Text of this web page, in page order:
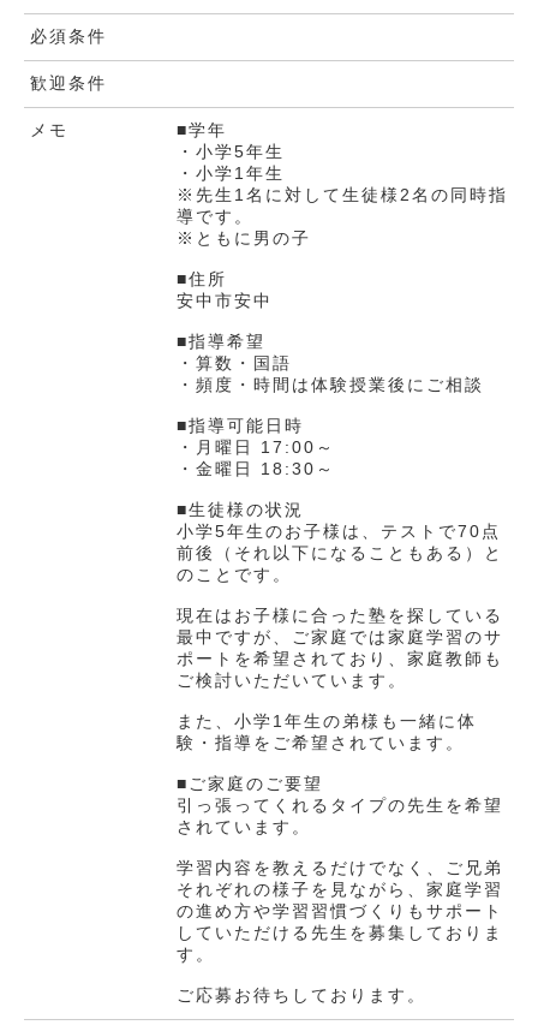
必須条件
歓迎条件
メモ
■学年
・小学5年生
・小学1年生
※先生1名に対して生徒様2名の同時指
導です。
※ともに男の子
■住所
安中市安中
■指導希望
・算数・国語
・頻度・時間は体験授業後にご相談
■指導可能日時
・月曜日 17:00～
・金曜日 18:30～
■生徒様の状況
小学5年生のお子様は、テストで70点
前後（それ以下になることもある）と
のことです。
現在はお子様に合った塾を探している
最中ですが、ご家庭では家庭学習のサ
ポートを希望されており、家庭教師も
ご検討いただいています。
また、小学1年生の弟様も一緒に体
験・指導をご希望されています。
■ご家庭のご要望
引っ張ってくれるタイプの先生を希望
されています。
学習内容を教えるだけでなく、ご兄弟
それぞれの様子を見ながら、家庭学習
の進め方や学習習慣づくりもサポート
していただける先生を募集しておりま
す。
ご応募お待ちしております。